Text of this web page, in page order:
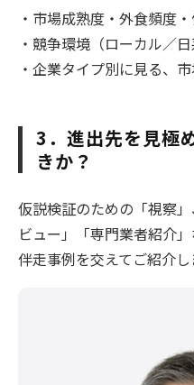
・市場成熟度・外食頻度
・競争環境（ローカル／
・企業タイプ別に見る、
3．進出先を見極
きか？
仮説検証のための「視察
ビュー」「専門業者紹介
伴走事例を交えてご紹介し